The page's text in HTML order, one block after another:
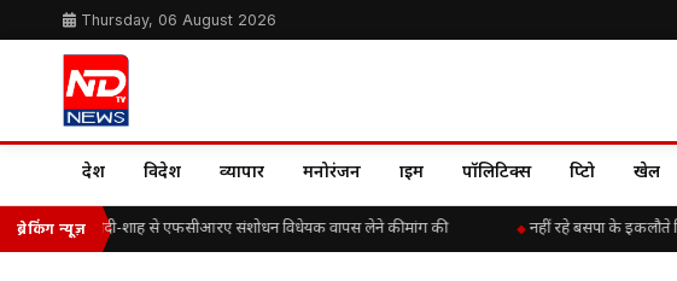
Thursday, 06 August 2026
देश विदेश व्यापार मनोरंजन क्राइम पॉलिटिक्स क्रिप्टो खेल
ब्रेकिंग न्यूज़
ए. पॉल ने मोदी-शाह से एफसीआरए संशोधन विधेयक वापस लेने की मांग की नहीं रहे बसपा के इकलौते